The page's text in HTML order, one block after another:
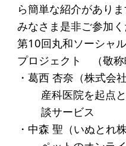
事業方針
募集要項
ソーシャルビジネ
丸和育志会の考え
ソーシャルビジネス
受賞者一覧
ら簡単な紹介がありま
みなさま是非ご参加く
第10回丸和ソーシャ
プロジェクト （敬称
・葛西 杏奈（株式会
産科医院を起点
談サービス
・中森 聖（いぬとれ